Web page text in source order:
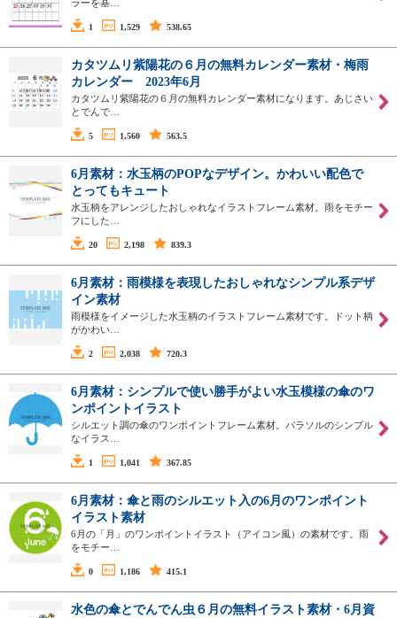
ラーを基…
1 1,529 538.65
カタツムリ紫陽花の６月の無料カレンダー素材・梅雨
カレンダー 2023年6月
カタツムリ紫陽花の６月の無料カレンダー素材になります。あじさい
とでんで…
5 1,560 563.5
6月素材：水玉柄のPOPなデザイン。かわいい配色で
とってもキュート
水玉柄をアレンジしたおしゃれなイラストフレーム素材。雨をモチー
フにした…
20 2,198 839.3
6月素材：雨模様を表現したおしゃれなシンプル系デザ
イン素材
雨模様をイメージした水玉柄のイラストフレーム素材です。ドット柄
がかわい…
2 2,038 720.3
6月素材：シンプルで使い勝手がよい水玉模様の傘のワ
ンポイントイラスト
シルエット調の傘のワンポイントフレーム素材。パラソルのシンプル
なイラス…
1 1,041 367.85
6月素材：傘と雨のシルエット入の6月のワンポイント
イラスト素材
6月の「月」のワンポイントイラスト（アイコン風）の素材です。雨
をモチー…
0 1,186 415.1
水色の傘とでんでん虫６月の無料イラスト素材・6月資